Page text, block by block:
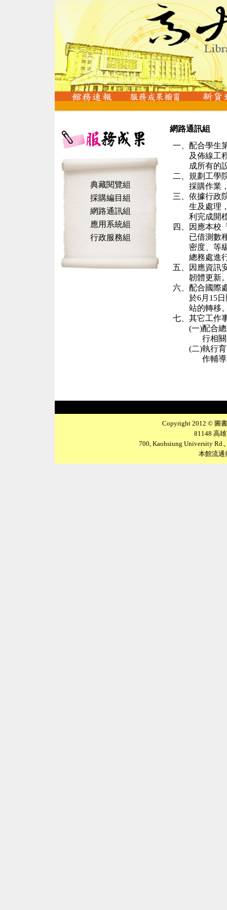
典藏閱覽組
採購編目組
網路通訊組
應用系統組
行政服務組
網路通訊組
一、 配合學生
及佈線工
成所有的
二、 規劃工學
採購作業
三、 依據行政
生及處理
利完成開
四、
因應本校
已借測數
密度、等
總務處進
五、
因應資訊
韌體更新
六、 配合國際
於6月 15
站的轉移
七、 其它工作
(一)配合
行相
(二)執行
作輔
Copyright 2012 © 圖
81148 高
700, Kaohsiung University
本館流通